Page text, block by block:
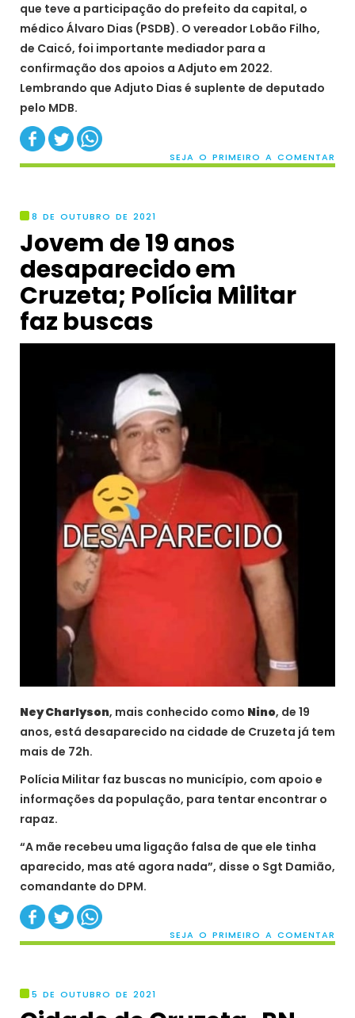
que teve a participação do prefeito da capital, o
médico Álvaro Dias (PSDB). O vereador Lobão Filho,
de Caicó, foi importante mediador para a
confirmação dos apoios a Adjuto em 2022.
Lembrando que Adjuto Dias é suplente de deputado
pelo MDB.
SEJA O PRIMEIRO A COMENTAR
8 DE OUTUBRO DE 2021
Jovem de 19 anos
desaparecido em
Cruzeta; Polícia Militar
faz buscas
Ney Charlyson, mais conhecido como Nino, de 19
anos, está desaparecido na cidade de Cruzeta já tem
mais de 72h.
Polícia Militar faz buscas no município, com apoio e
informações da população, para tentar encontrar o
rapaz.
“A mãe recebeu uma ligação falsa de que ele tinha
aparecido, mas até agora nada”, disse o Sgt Damião,
comandante do DPM.
SEJA O PRIMEIRO A COMENTAR
5 DE OUTUBRO DE 2021